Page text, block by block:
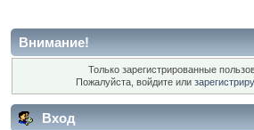
Внимание!
Только зарегистрированные
Пожалуйста, войдите или
Вход